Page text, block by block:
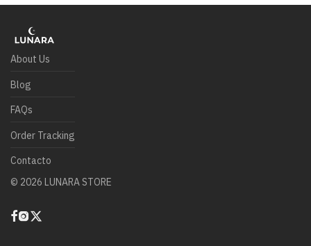
About Us
Blog
FAQs
Order Tracking
Contacto
© 2026 LUNARA STORE